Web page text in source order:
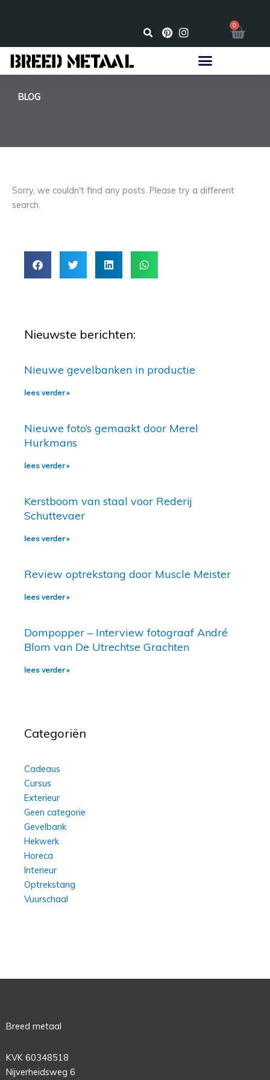
inhoud
0
BLOG
Sorry, we couldn't find any posts. Please try a different
search.
Nieuwste berichten:
Nieuwe gevelbanken in productie
lees verder »
Nieuwe foto’s gemaakt door Merel
Hurkmans
lees verder »
Kerstboom van staal voor Rederij
Schuttevaer
lees verder »
Review optrekstang door Muscle Meister
lees verder »
Dompopper – Interview fotograaf André
Blom van De Utrechtse Grachten
lees verder »
Categoriën
Cadeaus
Cursus
Exterieur
Geen categorie
Gevelbank
Hekwerk
Horeca
Interieur
Optrekstang
Vuurschaal
Breed metaal
KVK 60348518
Nijverheidsweg 6